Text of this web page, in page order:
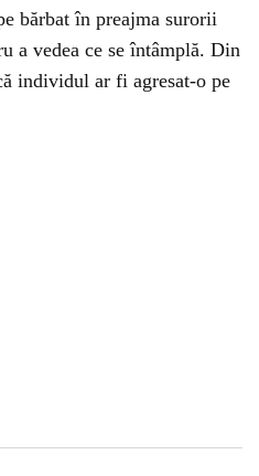
bărbat în preajma surorii
a vedea ce se întâmplă. Din
individul ar fi agresat-o pe